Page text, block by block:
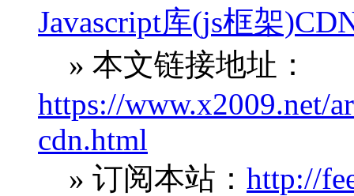
Javascript库(js框架
» 本文链接地址：
https://www.x2009.net/
cdn.html
» 订阅本站： http://